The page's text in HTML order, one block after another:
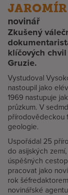
novinář
Zkušený
klíčových
Gruzie.
Vystudoval
nastoupil jako
1969 nastupuje
průzkum. V
přírodovědeckou
geologie.
Uspořádal 25
do asijských
úspěšných
pracovat jako
rok
novinářské